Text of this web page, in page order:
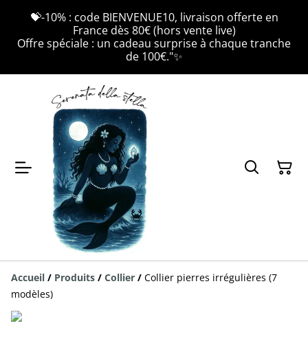
💝-10% : code BIENVENUE10, livraison offerte en
France dès 80€ (hors vente live)
Offre spéciale : un cadeau surprise à chaque tranche
de 100€."✨
Accueil / Produits / Collier / Collier pierres irrégulières (7
modèles)